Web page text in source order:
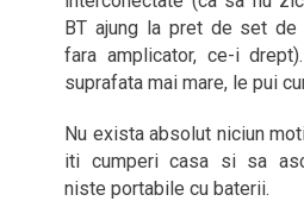
BT ajung la pret de set
fara amplicator, ce-i
suprafata mai mare, le pui
Nu exista absolut niciun
iti cumperi casa si sa
niste portabile cu baterii.